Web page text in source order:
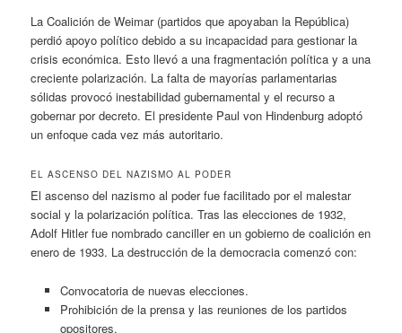
La Coalición de Weimar (partidos que apoyaban la República)
perdió apoyo político debido a su incapacidad para gestionar la
crisis económica. Esto llevó a una fragmentación política y a una
creciente polarización. La falta de mayorías parlamentarias
sólidas provocó inestabilidad gubernamental y el recurso a
gobernar por decreto. El presidente Paul von Hindenburg adoptó
un enfoque cada vez más autoritario.
EL ASCENSO DEL NAZISMO AL PODER
El ascenso del nazismo al poder fue facilitado por el malestar
social y la polarización política. Tras las elecciones de 1932,
Adolf Hitler fue nombrado canciller en un gobierno de coalición en
enero de 1933. La destrucción de la democracia comenzó con:
Convocatoria de nuevas elecciones.
Prohibición de la prensa y las reuniones de los partidos
opositores.